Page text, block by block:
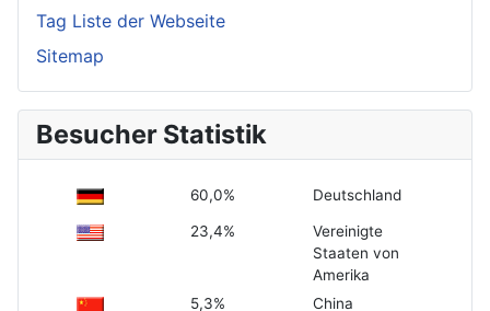
Tag Liste der Webseite
Sitemap
Besucher Statistik
60,0% Deutschland
23,4%
Vereinigte
Staaten von
Amerika
5,3%
China